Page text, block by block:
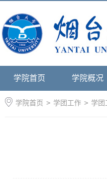
学院首页 学院概况
学院首页 > 学团工作 > 学团